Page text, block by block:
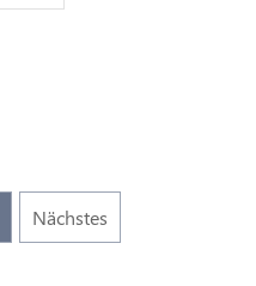
Nächstes